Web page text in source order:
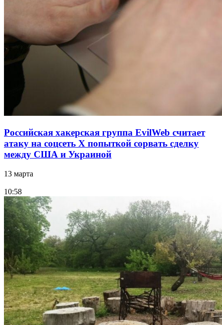
Российская хакерская группа EvilWeb считает
атаку на соцсеть Х попыткой сорвать сделку
между США и Украиной
13 марта
10:58